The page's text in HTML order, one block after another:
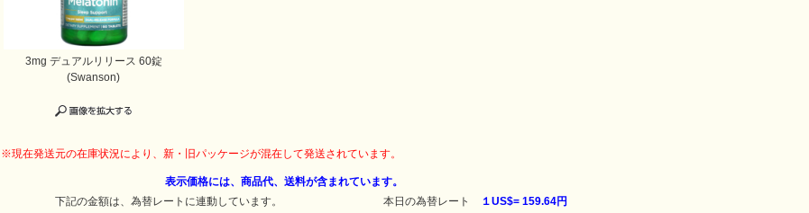
3mg デュアルリリース 60錠
(Swanson)
※現在発送元の在庫状況により、新・旧パッケージが混在して発送されています。
表示価格には、商品代、送料が含まれています。
下記の金額は、為替レートに連動しています。
本日の為替レート １US$= 159.64円